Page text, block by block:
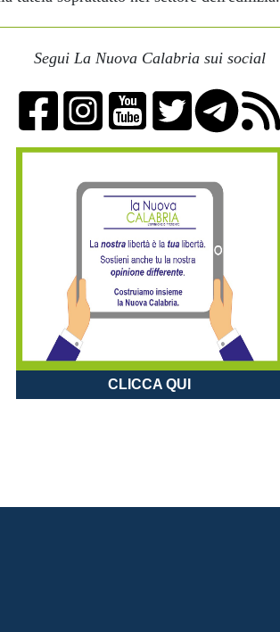
Segui La Nuova Calabria sui social
CLICCA QUI